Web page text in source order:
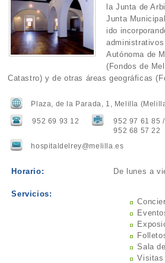
la Junta de
Junta
ido
Autónoma de
(Fondos de
Catastro) y de otras áreas geográficas
Plaza, de la Parada, 1, Melilla
952 69 93 12
952 97 61 85 /
952 68 57 22
hospitaldelrey@melilla.es
Horario: De lunes a
Servicios:
Sala
Visitas